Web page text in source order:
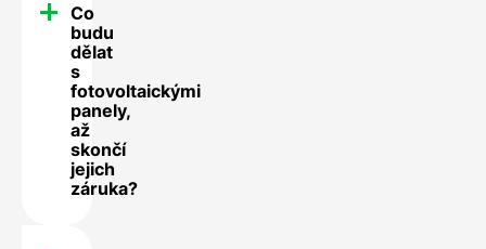
Co
budu
dělat
s
fotovoltaickými
panely,
až
skončí
jejich
záruka?